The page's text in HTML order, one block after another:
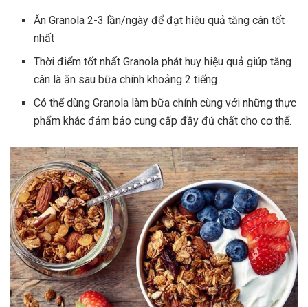
Ăn Granola 2-3 lần/ngày để đạt hiệu quả tăng cân tốt
nhất
Thời điểm tốt nhất Granola phát huy hiệu quả giúp tăng
cân là ăn sau bữa chính khoảng 2 tiếng
Có thể dùng Granola làm bữa chính cùng với những thực
phẩm khác đảm bảo cung cấp đầy đủ chất cho cơ thể.